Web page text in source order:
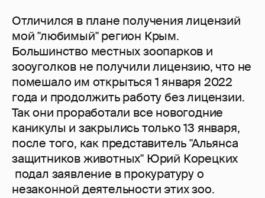
Отличился в плане получения лицензий
мой "любимый" регион Крым.
Большинство местных зоопарков и
зооуголков не получили лицензию, что не
помешало им открыться 1 января 2022
года и продолжить работу без лицензии.
Так они проработали все новогодние
каникулы и закрылись только 13 января,
после того, как представитель "Альянса
защитников животных" Юрий Корецких
подал заявление в прокуратуру о
незаконной деятельности этих зоо.